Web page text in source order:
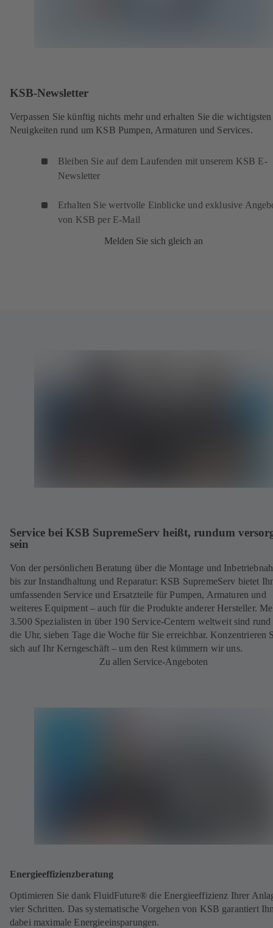
KSB-Newsletter
Verpassen Sie künftig nichts mehr und erhalten Sie die wichtigsten
Neuigkeiten rund um KSB Pumpen, Armaturen und Services.
Bleiben Sie auf dem Laufenden mit unserem KSB E-
Newsletter
Erhalten Sie wertvolle Einblicke und exklusive
von KSB per E-Mail
Melden Sie sich gleich an
Service bei KSB SupremeServ heißt, rundum
sein
Von der persönlichen Beratung über die Montage und
bis zur Instandhaltung und Reparatur: KSB SupremeServ bietet
umfassenden Service und Ersatzteile für Pumpen, Armaturen und
weiteres Equipment – auch für die Produkte anderer Hersteller.
3.500 Spezialisten in über 190 Service-Centern weltweit sind rund
die Uhr, sieben Tage die Woche für Sie erreichbar. Konzentrieren
sich auf Ihr Kerngeschäft – um den Rest kümmern wir uns.
Zu allen Service-Angeboten
Energieeffizienzberatung
Optimieren Sie dank FluidFuture® die Energieeffizienz Ihrer
vier Schritten. Das systematische Vorgehen von KSB garantiert
dabei maximale Energieeinsparungen.